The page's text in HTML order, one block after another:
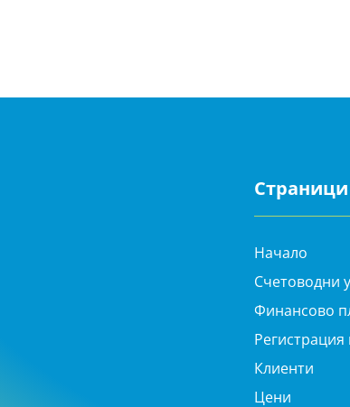
Страници
Начало
Счетоводни
Финансово
Клиенти
Цени